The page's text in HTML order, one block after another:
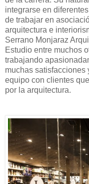
integrarse en
de trabajar en
arquitectura e
Serrano Monjaraz
Estudio entre muchos
trabajando
muchas satisfacciones
equipo con clientes
por la arquitectura.